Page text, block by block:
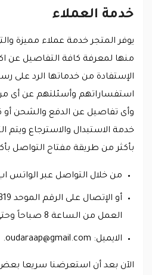
خدمة العملاء
يوفر المتجر خدمة عملاء مميزة
منها لمعرفة كافة التفاصيل عن
الإستفادة من خدماتها الرد على
استفساراتهم وأسئلتهم عن أى
وأى تفاصيل عن الدفع والشحن أو
خدمة الاستبدال والاسترجاع ويتم
بأكثر من طريقة مفتاح التواصل
من خلال التواصل عبر الواتس اب علي
العمل من الساعة 8 صباحاً وحتى الساعة 4 مساءً.
الايميل: oudaraap@gmail.com
.
الآن بعد أن استعرضنا سريعا